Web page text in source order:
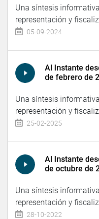
Una síntesis
representación y
05-09-2024
Al Instante
de febrero de
Una síntesis
representación y
25-02-2025
Al Instante
de octubre de
Una síntesis
representación y
28-10-2022